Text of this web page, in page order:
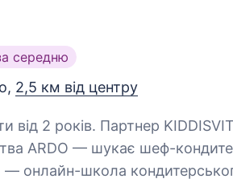
середню
2,5 км від центру
KIDDISVIT — онлайн-
ARDO — шукає шеф-
онлайн-школа